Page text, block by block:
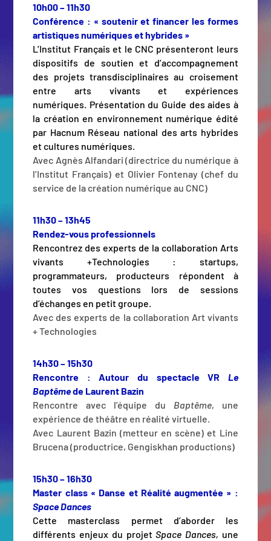
10h00 – 11h30
Conférence : « soutenir et financer les formes
artistiques numériques et hybrides »
L’Institut Français et le CNC présenteront leurs
dispositifs de soutien et d’accompagnement
des projets transdisciplinaires au croisement
entre arts vivants et expériences
numériques. Présentation du Guide des aides à
la création en environnement numérique édité
par Hacnum Réseau national des arts hybrides
et cultures numériques.
Avec Agnès Alfandari (directrice du numérique à
l’Institut Français) et Olivier Fontenay (chef du
service de la création numérique au CNC)
11h30 – 13h45
Rendez-vous professionnels
Rencontrez des experts de la collaboration Arts
vivants +Technologies : startups,
programmateurs, producteurs répondent à
toutes vos questions lors de sessions
d’échanges en petit groupe.
Avec des experts de la collaboration Art vivants
+ Technologies
14h30 – 15h30
Rencontre : Autour du spectacle VR Le
Baptêmede Laurent Bazin
Rencontre avec l’équipe du Baptême, une
expérience de théâtre en réalité virtuelle.
Avec Laurent Bazin (metteur en scène) et Line
Brucena (productrice, Gengiskhan productions)
15h30 – 16h30
Master class « Danse et Réalité augmentée » :
Space Dances
Cette masterclass permet d’aborder les
différents enjeux du projetSpace Dances, une